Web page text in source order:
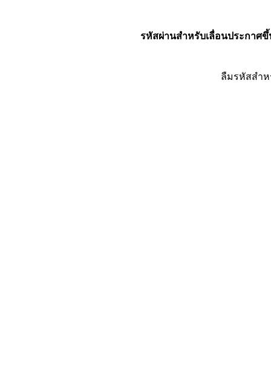
รหัสผ่านสำหรับเลื่อนประกาศขึ้
ลืมรหัสสำ